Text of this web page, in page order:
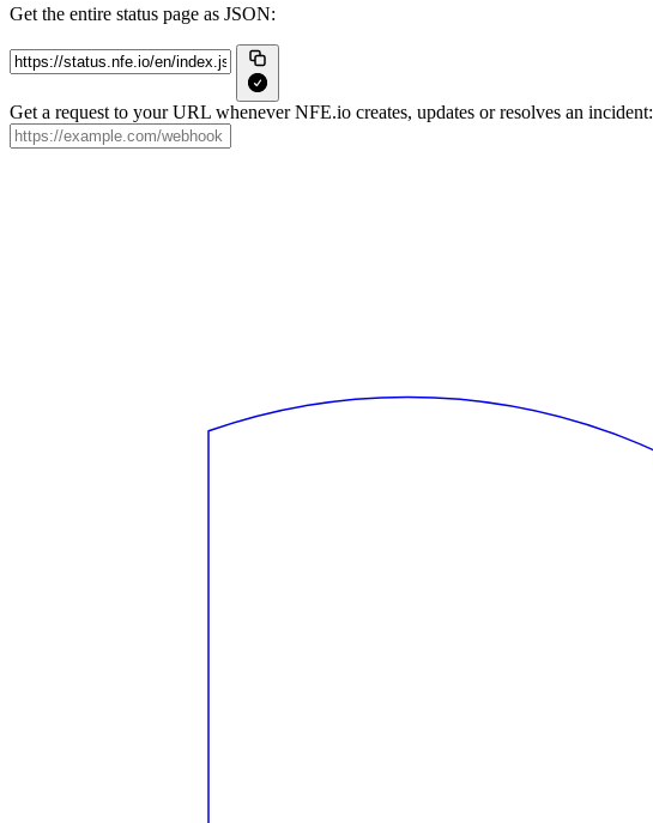
Get the entire status page as JSON:
Get a request to your URL whenever NFE.io creates, updates or resolves an incident: